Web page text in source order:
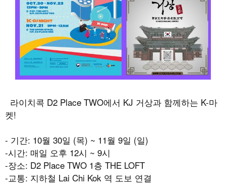
라이치콕 D2 Place TWO에서 KJ 거상과 함께하는 K-마
켓!
- 기간: 10월 30일 (목) ~ 11월 9일 (일)
-시간: 매일 오후 12시 ~ 9시
-장소: D2 Place TWO 1층 THE LOFT
-교통: 지하철 Lai Chi Kok 역 도보 연결